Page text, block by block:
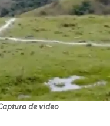
de video